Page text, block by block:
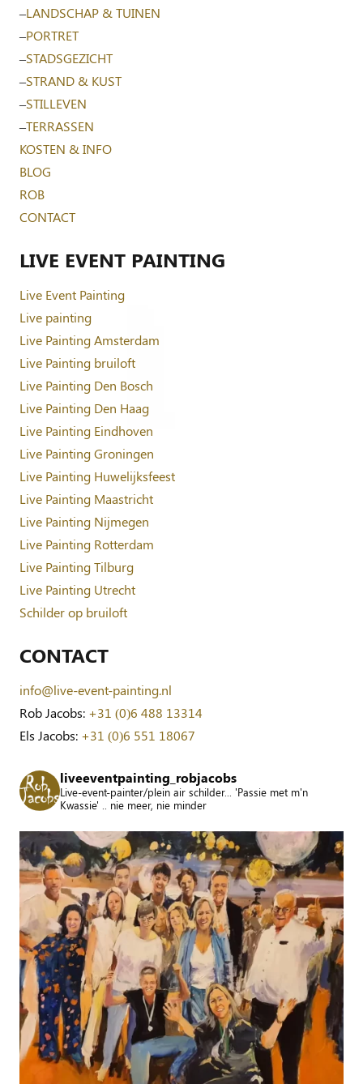
–LANDSCHAP & TUINEN
–PORTRET
–STADSGEZICHT
–STRAND & KUST
–STILLEVEN
–TERRASSEN
KOSTEN & INFO
BLOG
ROB
CONTACT
LIVE EVENT PAINTING
Live Event Painting
Live painting
Live Painting Amsterdam
Live Painting bruiloft
Live Painting Den Bosch
Live Painting Den Haag
Live Painting Eindhoven
Live Painting Groningen
Live Painting Huwelijksfeest
Live Painting Maastricht
Live Painting Nijmegen
Live Painting Rotterdam
Live Painting Tilburg
Live Painting Utrecht
Schilder op bruiloft
CONTACT
info@live-event-painting.nl
Rob Jacobs: +31 (0)6 488 13314
Els Jacobs: +31 (0)6 551 18067
liveeventpainting_robjacobs
Live-event-painter/plein air schilder... 'Passie met m'n
Kwassie' .. nie meer, nie minder